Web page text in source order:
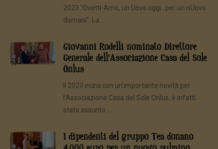
2023 “Ovetti-Amo, un Uovo oggi…per un nUovo
domani”. La ...
Giovanni Rodelli nominato Direttore
Generale dell'Associazione Casa del Sole
Onlus
Il 2023 inizia con un’importante novità per
l’Associazione Casa del Sole Onlus, è infatti
stato assunto ...
I dipendenti del gruppo Tea donano